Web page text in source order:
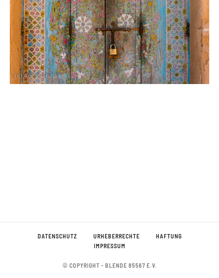
DATENSCHUTZ URHEBERRECHTE
HAFTUNG
IMPRESSUM
© COPYRIGHT - BLENDE 85567 E.V.